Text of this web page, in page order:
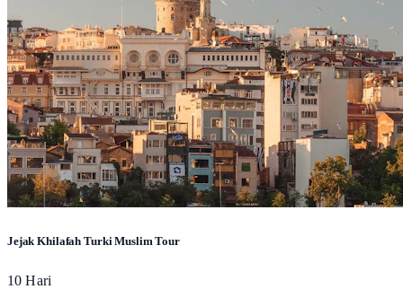
Jejak Khilafah Turki Muslim Tour
10 Hari